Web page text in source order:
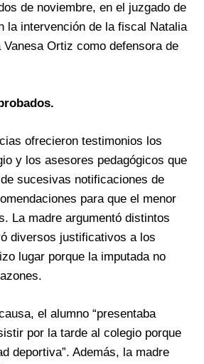
de noviembre, en el juzgado de
la intervención de la fiscal Natalia
Ortiz como defensora de
ofrecieron testimonios los
y los asesores pedagógicos que
sucesivas notificaciones de
para que el menor
La madre argumentó distintos
diversos justificativos a los
lugar porque la imputada no
el alumno “presentaba
por la tarde al colegio porque
deportiva”. Además, la madre